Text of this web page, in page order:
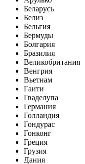
Беларусь
Белиз
Бельгия
Бермуды
Болгария
Бразилия
Великобритания
Венгрия
Вьетнам
Гаити
Гваделупа
Германия
Голландия
Гондурас
Гонконг
Греция
Грузия
Дания